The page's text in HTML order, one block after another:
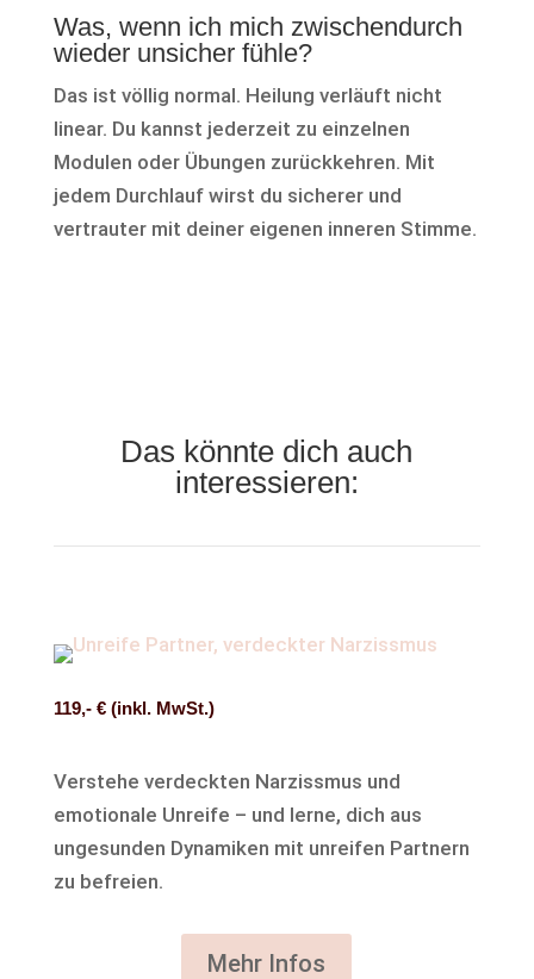
Was, wenn ich mich zwischendurch
wieder unsicher fühle?
Das ist völlig normal. Heilung verläuft nicht
linear. Du kannst jederzeit zu einzelnen
Modulen oder Übungen zurückkehren. Mit
jedem Durchlauf wirst du sicherer und
vertrauter mit deiner eigenen inneren Stimme.
Das könnte dich auch
interessieren:
119,- € (inkl. MwSt.)
Verstehe verdeckten Narzissmus und
emotionale Unreife – und lerne, dich aus
ungesunden Dynamiken mit unreifen Partnern
zu befreien.
Mehr Infos